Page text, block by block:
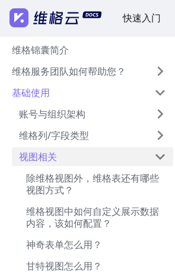
快速入门
维格锦囊简介
维格服务团队如何帮助您？
基础使用
账号与组织架构
维格列/字段类型
视图相关
除维格视图外，维格表还有哪些
视图方式？
维格视图中如何自定义展示数据
内容，该如何配置？
神奇表单怎么用？
甘特视图怎么用？